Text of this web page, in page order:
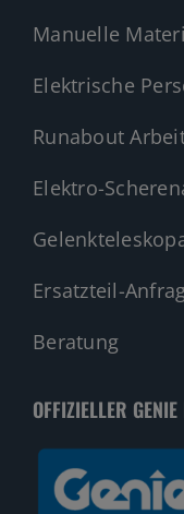
Manuelle
Elektrische
Runabout
Elektro-
Ersatzteil-
Beratung
OFFIZIELLER